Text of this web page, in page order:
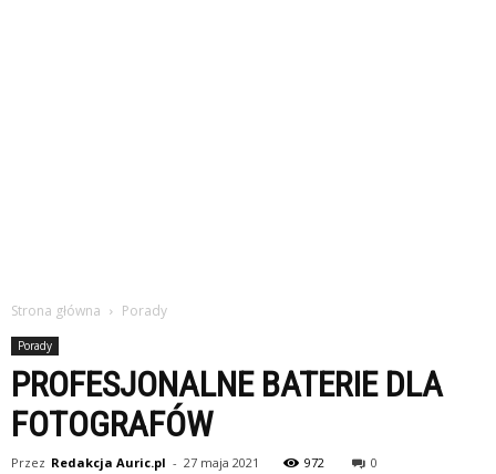
Strona główna Porady
Porady
PROFESJONALNE BATERIE DLA
FOTOGRAFÓW
Przez Redakcja Auric.pl - 27 maja 2021 972 0